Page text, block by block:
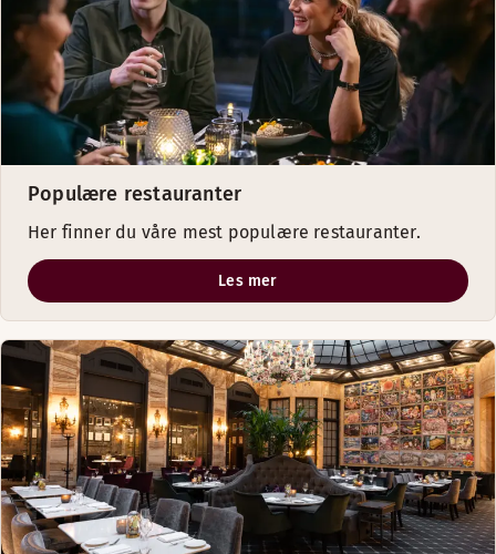
Populære restauranter
Her finner du våre mest populære restauranter.
Les mer